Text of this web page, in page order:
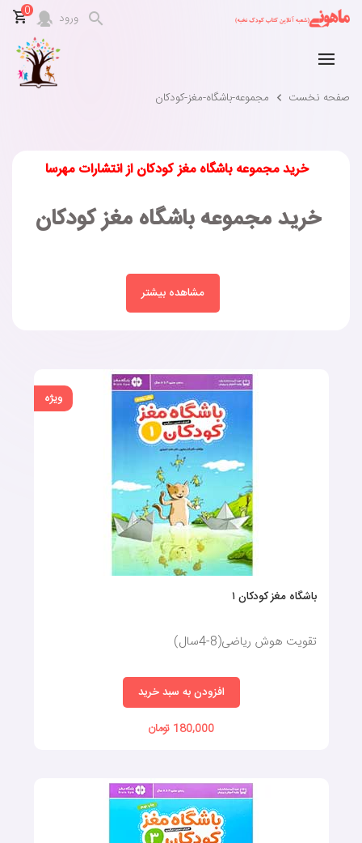
ورود 0
صفحه نخست مجموعه-باشگاه-مغز-کودکان
خرید مجموعه باشگاه مغز کودکان از انتشارات مهرسا
خرید مجموعه باشگاه مغز کودکان
مشاهده بیشتر
ویژه
باشگاه مغز کودکان ۱
تقویت هوش ریاضی(8-4سال)
افزودن به سبد خرید
180,000 تومان